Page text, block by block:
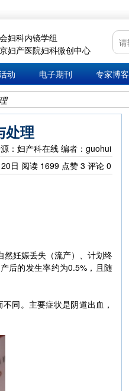
妇科内镜学组
妇产医院妇科微创中心
动 电子期刊 专家博客
处理
：妇产科在线 编者：guohui
日 阅读 1699 点赞 3 评论 0
妊娠丢失（流产）、计划终
后的发生率约为0.5%，且随
同。主要症状是阴道出血，